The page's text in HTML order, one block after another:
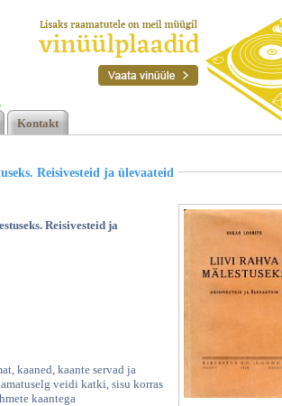
Kontakt
Reisivesteid ja ülevaateid
Reisivesteid ja
kaaned, kaante servad ja
veidi katki, sisu korras
kaantega